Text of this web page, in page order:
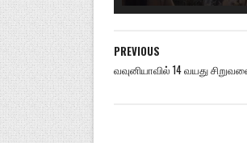
PREVIOUS
வவுனியாவில் 14 வயது